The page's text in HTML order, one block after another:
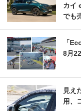
カイ
でも
「
8月
見え
用、